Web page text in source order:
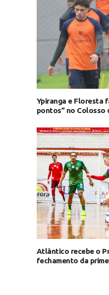
Ypiranga e Floresta
pontos” no Colosso
Atlântico recebe o
fechamento da